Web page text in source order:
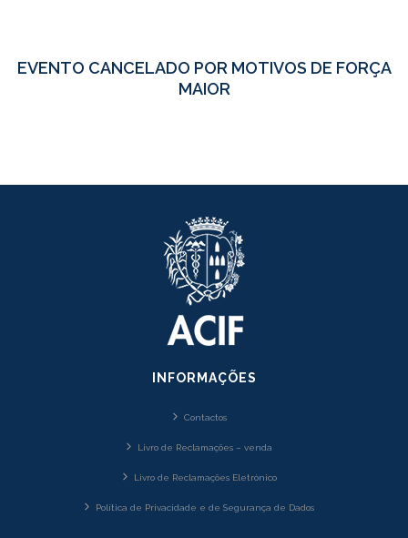
EVENTO CANCELADO POR MOTIVOS DE FORÇA
MAIOR
INFORMAÇÕES
Contactos
Livro de Reclamações – venda
Livro de Reclamações Eletrónico
Política de Privacidade e de Segurança de Dados